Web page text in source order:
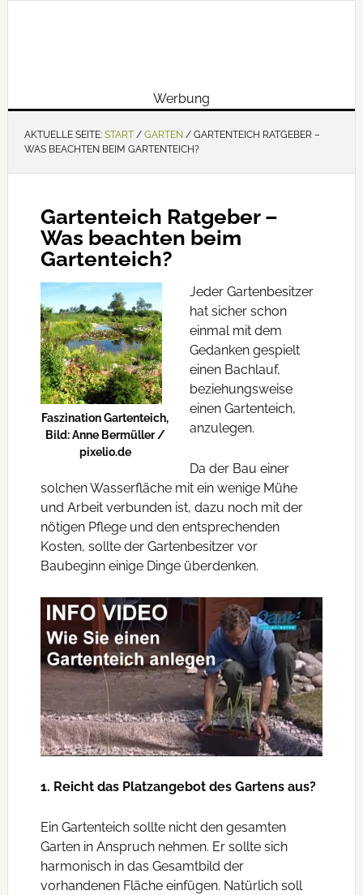
Werbung
AKTUELLE SEITE: START / GARTEN /GARTENTEICH RATGEBER –
WAS BEACHTEN BEIM GARTENTEICH?
Gartenteich Ratgeber –
Was beachten beim
Gartenteich?
Faszination Gartenteich,
Bild: Anne Bermüller /
pixelio.de
Jeder Gartenbesitzer
hat sicher schon
einmal mit dem
Gedanken gespielt
einen Bachlauf,
beziehungsweise
einen Gartenteich,
anzulegen.
Da der Bau einer
solchen Wasserfläche mit ein wenige Mühe
und Arbeit verbunden ist, dazu noch mit der
nötigen Pflege und den entsprechenden
Kosten, sollte der Gartenbesitzer vor
Baubeginn einige Dinge überdenken.
1. Reicht das Platzangebot des Gartens aus?
Ein Gartenteich sollte nicht den gesamten
Garten in Anspruch nehmen. Er sollte sich
harmonisch in das Gesamtbild der
vorhandenen Fläche einfügen. Natürlich soll